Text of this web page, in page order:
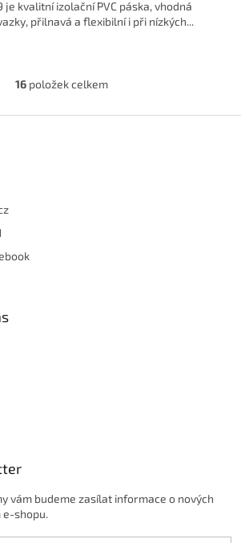
je kvalitní izolační PVC páska, vhodná
přilnavá a flexibilní i při nízkých...
O
l
16 položek celkem
vám budeme zasílat informace o nových
e-shopu.